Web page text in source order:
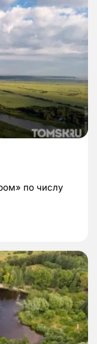
по числу